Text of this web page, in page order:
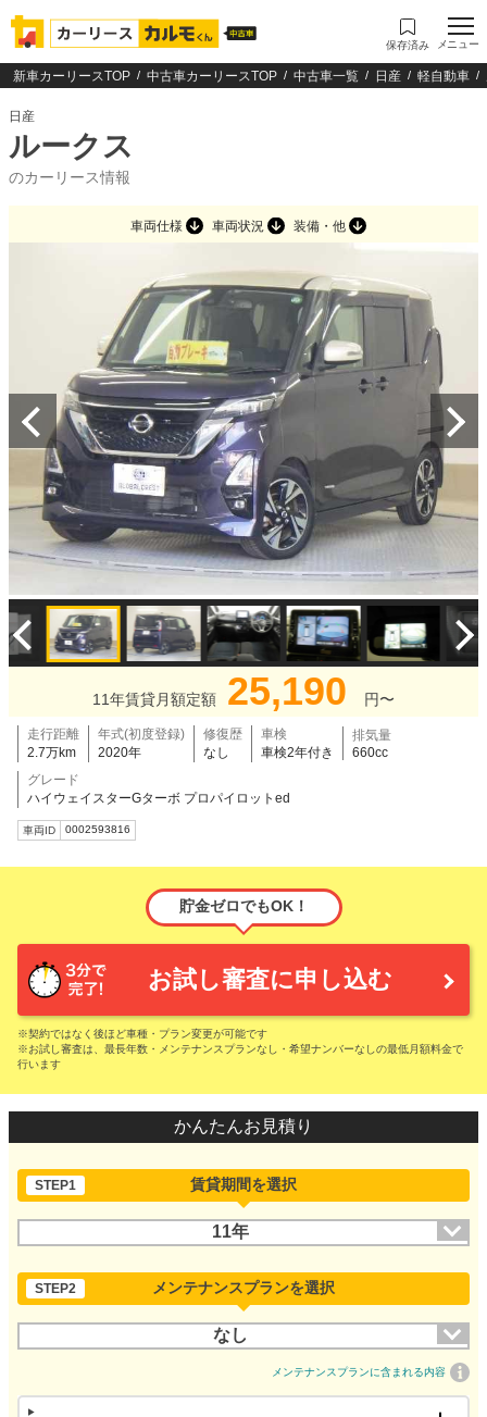
保存済み メニュー
新車カーリースTOP 中古車カーリースTOP 中古車一覧 日産 軽自動車
日産
ルークス
のカーリース情報
車両仕様 車両状況 装備・他
11年賃貸月額定額 25,190 円〜
走行距離
2.7万km
年式(初度登録)
2020年
修復歴
なし
車検
車検2年付き
排気量
660cc
グレード
ハイウェイスターGターボ プロパイロットed
車両ID 0002593816
貯金ゼロでもOK！
お試し審査に申し込む
※契約ではなく後ほど車種・プラン変更が可能です
※お試し審査は、最長年数・メンテナンスプランなし・希望ナンバーなしの最低月額料金で
行います
かんたんお見積り
STEP1 賃貸期間を選択
11年
STEP2 メンテナンスプランを選択
なし
メンテナンスプランに含まれる内容